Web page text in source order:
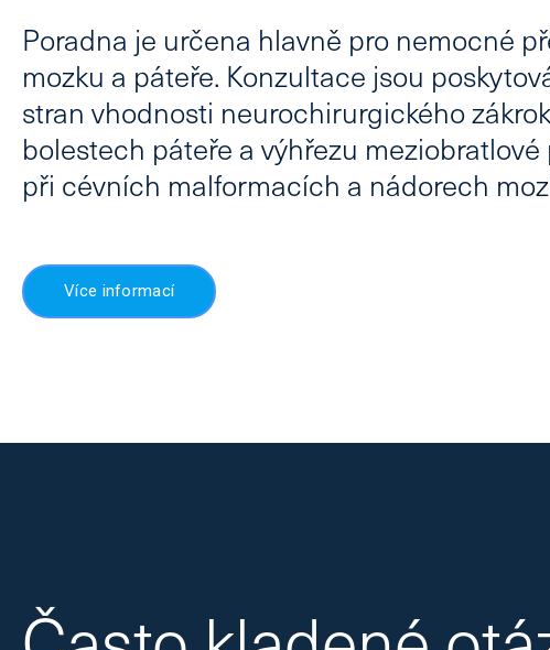
Poradna je určena hlavně pro nemocné
mozku a páteře. Konzultace jsou
stran vhodnosti neurochirurgického
bolestech páteře a výhřezu
při cévních malformacích a nádorech
Více informací